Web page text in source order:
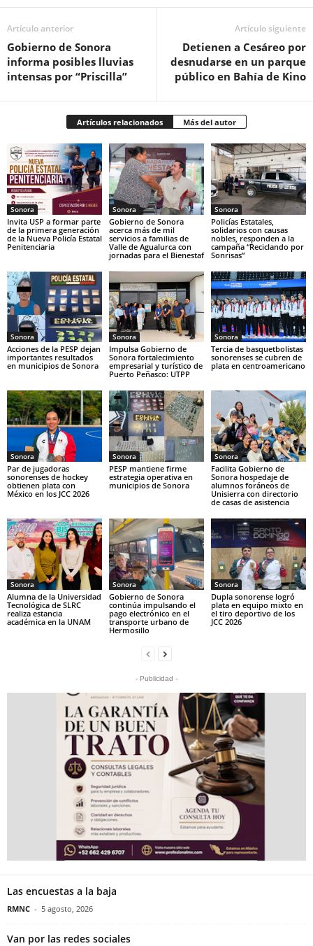
Artículo anterior
Gobierno de Sonora
informa posibles lluvias
intensas por “Priscilla”
Artículo siguiente
Detienen a Cesáreo por
desnudarse en un parque
público en Bahía de Kino
Artículos relacionados Más del autor
Sonora
Invita USP a formar parte
de la primera generación
de la Nueva Policía Estatal
Penitenciaria
Sonora
Gobierno de Sonora
acerca más de mil
servicios a familias de
Valle de Agualurca con
jornadas para el Bienestaf
Sonora
Policías Estatales,
solidarios con causas
nobles, responden a la
campaña “Reciclando por
Sonrisas”
Sonora
Acciones de la PESP dejan
importantes resultados
en municipios de Sonora
Sonora
Impulsa Gobierno de
Sonora fortalecimiento
empresarial y turístico de
Puerto Peñasco: UTPP
Sonora
Tercia de basquetbolistas
sonorenses se cubren de
plata en centroamericano
Sonora
Par de jugadoras
sonorenses de hockey
obtienen plata con
México en los JCC 2026
Sonora
PESP mantiene firme
estrategia operativa en
municipios de Sonora
Sonora
Facilita Gobierno de
Sonora hospedaje de
alumnos foráneos de
Unisierra con directorio
de casas de asistencia
Sonora
Alumna de la Universidad
Tecnológica de SLRC
realiza estancia
académica en la UNAM
Sonora
Gobierno de Sonora
continúa impulsando el
pago electrónico en el
transporte urbano de
Hermosillo
Sonora
Dupla sonorense logró
plata en equipo mixto en
el tiro deportivo de los
JCC 2026
- Publicidad -
Las encuestas a la baja
RMNC - 5 agosto, 2026
Van por las redes sociales